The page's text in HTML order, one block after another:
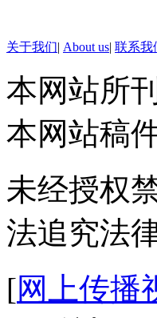
妮妮：答
视频短片：
首批2799名
奔新疆！
6 看图题
A
关于我们| About us| 联系我
本网站所
本网站稿
未经授权
法追究法
[网上传播